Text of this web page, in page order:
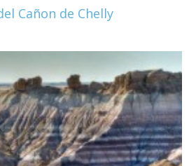
Cañon de Chelly